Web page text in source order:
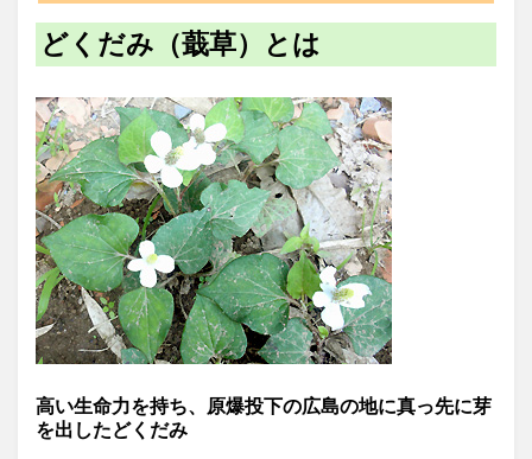
どくだみ（蕺草）とは
高い生命力を持ち、原爆投下の広島の地に真っ先に芽
を出したどくだみ